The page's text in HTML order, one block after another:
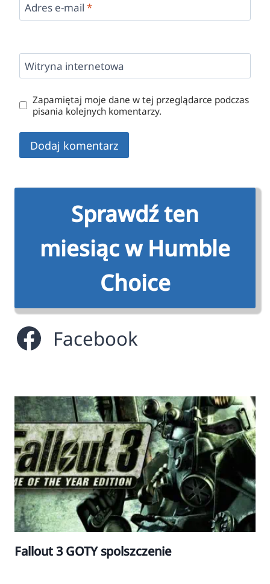
Adres e-mail *
Witryna internetowa
Zapamiętaj moje dane w tej przeglądarce podczas
pisania kolejnych komentarzy.
Sprawdź ten
miesiąc w Humble
Choice
Facebook
Fallout 3 GOTY spolszczenie